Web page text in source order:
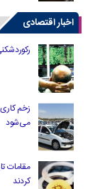
اخبار اقتصادی
رکوردشکنی بورس
زخم
می‌شود
کردند